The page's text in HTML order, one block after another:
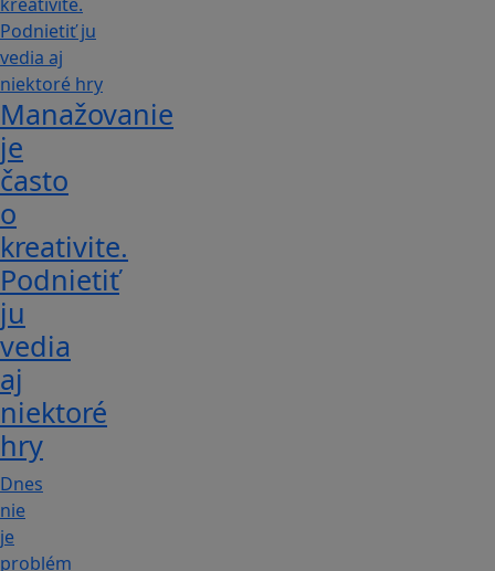
Manažovanie
je
často
o
kreativite.
Podnietiť
ju
vedia
aj
niektoré
hry
Dnes
nie
je
problém